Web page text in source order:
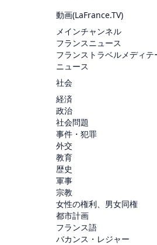
動画(LaFrance.TV)
メインチャンネル
フランスニュース
フランストラベルメディテ
ニュース
社会
経済
政治
社会問題
事件・犯罪
外交
教育
歴史
軍事
宗教
女性の権利、男女同権
都市計画
フランス語
バカンス・レジャー